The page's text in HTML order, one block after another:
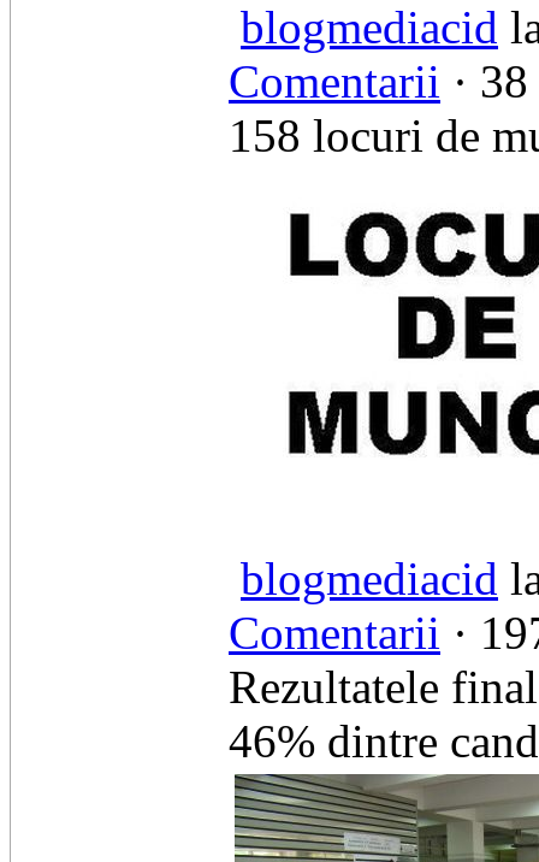
blogmediacid
Comentarii ·
158 locuri de
blogmediacid
Comentarii ·
Rezultatele
46% dintre